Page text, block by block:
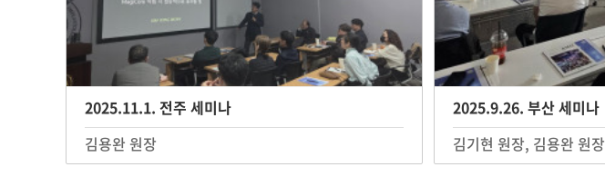
2025.11.1. 전주 세미나
김용완 원장
2025.9.26. 부산 세미나
김기현 원장, 김용완 원장